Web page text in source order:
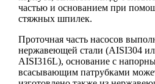
частью и основанием при
стяжных шпилек.
Проточная часть насосов
нержавеющей стали (AISI304
AISI316L), основание с
всасывающим патрубками